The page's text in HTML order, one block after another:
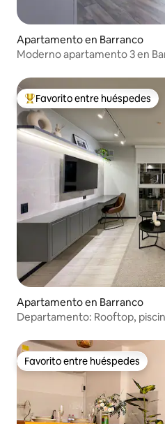
Apartamento en Barranco
Moderno apartamento 3 en
Favorito entre huéspedes
Favorito entre huéspedes
Apartamento en Barranco
Departamento: Rooftop,
Favorito entre huéspedes
Favorito entre huéspedes